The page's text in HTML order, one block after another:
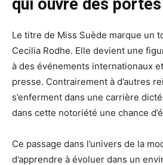
qui ouvre des portes
Le titre de Miss Suède marque un
Cecilia Rodhe. Elle devient une
à des événements internationaux
presse. Contrairement à d’autres
s’enferment dans une carrière
dans cette notoriété une chance
Ce passage dans l’univers de la
d’apprendre à évoluer dans un